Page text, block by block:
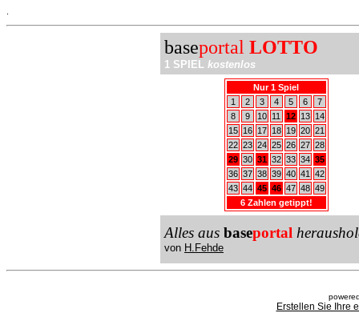
baseportal LOTTO
1 SPIEL kostenlos
Nur 1 Spiel
1
2 3 4 5 6
7
8
9 10 11 12 13
14
15
16 17 18 19 20 21
22 23 24 25 26 27 28
29 30 31 32 33 34 35
36 37 38 39 40 41
42
43 44 45 46 47 48 49
6 Zahlen getippt!
Alles aus baseportal
von H.Fehde
Erstellen Sie Ihre